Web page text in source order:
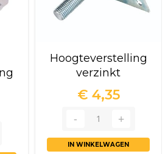
Hoogteverstelling
verzinkt
€ 4,35
IN WINKELWAGEN